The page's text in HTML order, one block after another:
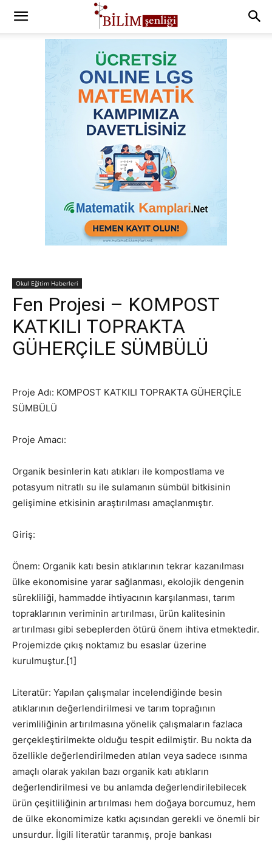
Okul Eğitim Haberleri
Fen Projesi – KOMPOST
KATKILI TOPRAKTA
GÜHERÇİLE SÜMBÜLÜ
Proje Adı: KOMPOST KATKILI TOPRAKTA GÜHERÇİLE
SÜMBÜLÜ
Proje Amacı:
Organik besinlerin katı atıkları ile kompostlama ve
potasyum nitratlı su ile sulamanın sümbül bitkisinin
gelişimine etkisinin araştırılması amaçlanmıştır.
Giriş:
Önem: Organik katı besin atıklarının tekrar kazanılması
ülke ekonomisine yarar sağlanması, ekolojik dengenin
sürekliliği, hammadde ihtiyacının karşılanması, tarım
topraklarının veriminin artırılması, ürün kalitesinin
artırılması gibi sebeplerden ötürü önem ihtiva etmektedir.
Projemizde çıkış noktamız bu esaslar üzerine
kurulmuştur.[1]
Literatür: Yapılan çalışmalar incelendiğinde besin
atıklarının değerlendirilmesi ve tarım toprağının
verimliliğinin artırılmasına yönelik çalışmaların fazlaca
gerçekleştirilmekte olduğu tespit edilmiştir. Bu nokta da
özellikle değerlendirilmeden atılan veya sadece ısınma
amaçlı olarak yakılan bazı organik katı atıkların
değerlendirilmesi ve bu anlamda değerlendirilebilecek
ürün çeşitliliğinin artırılması hem doğaya borcumuz, hem
de ülke ekonomimize katkı açısından gerekli ve önemli bir
unsurdur. İlgili literatür taranmış, proje bankası